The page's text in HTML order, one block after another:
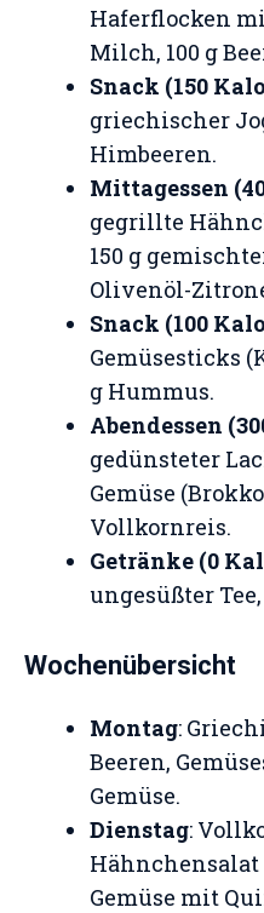
Haferflocken
Milch, 100 g
Snack (150
griechischer
Himbeeren.
Mittagessen
gegrillte
150 g
Olivenöl-
Snack (100
Gemüsesticks
g Hummus.
Abendessen
gedünsteter
Gemüse
Vollkornreis.
Getränke (0
ungesüßter
Wochenübersicht
Montag:
Beeren,
Gemüse.
Dienstag:
Gemüse mit